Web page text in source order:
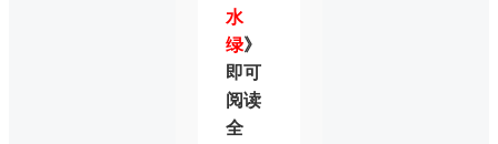
水
绿》
即可
阅读
全